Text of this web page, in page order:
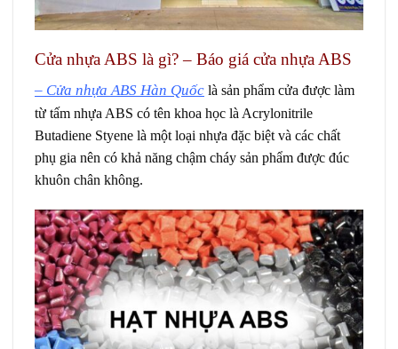
Cửa nhựa ABS là gì? – Báo giá cửa nhựa ABS
– Cửa nhựa ABS Hàn Quốc là sản phẩm cửa được làm
từ tấm nhựa ABS có tên khoa học là Acrylonitrile
Butadiene Styene là một loại nhựa đặc biệt và các chất
phụ gia nên có khả năng chậm cháy sản phẩm được đúc
khuôn chân không.